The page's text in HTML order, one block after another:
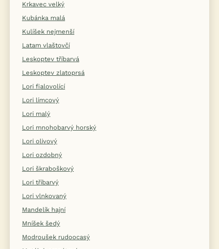
Krkavec velký
Kubánka malá
Kulíšek nejmenší
Latam vlaštovčí
Leskoptev tříbarvá
Leskoptev zlatoprsá
Lori fialovolící
Lori límcový
Lori malý
Lori mnohobarvý horský
Lori olivový
Lori ozdobný
Lori škraboškový
Lori tříbarvý
Lori vlnkovaný
Mandelík hajní
Mníšek šedý
Modroušek rudoocasý